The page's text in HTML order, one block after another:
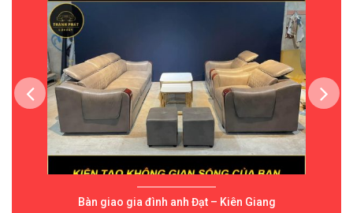
Bàn giao gia đình anh Đạt – Kiên Giang